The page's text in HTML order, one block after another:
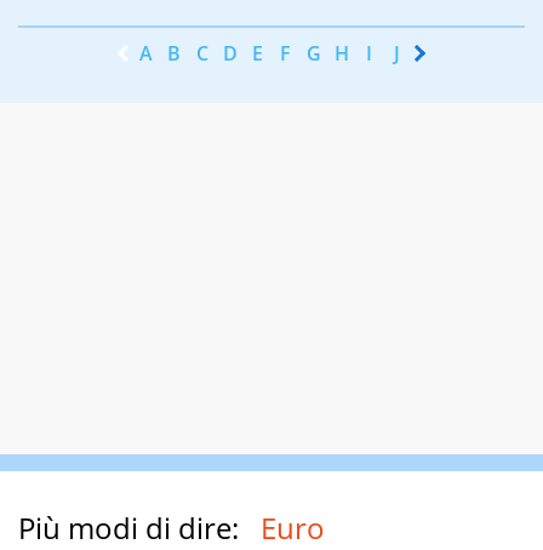
A B C D E F G H I J K
Più modi di dire: Euro